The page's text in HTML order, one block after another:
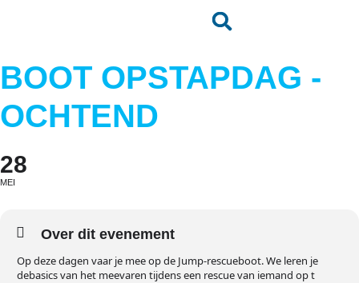
BOOT OPSTAPDAG -
OCHTEND
28
MEI
Over dit evenement
Op deze dagen vaar je mee op de Jump-rescueboot. We leren je
debasics van het meevaren tijdens een rescue van iemand op t